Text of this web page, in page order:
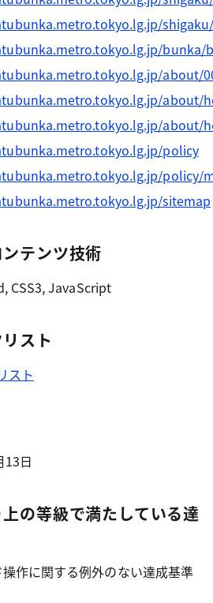
bunka/
about/
about/
about/
policy
policy/
sitemap
テンツ技術
CSS3, JavaScript
スト
スト
13日
の等級で満たしている達
作に関する例外のない達成基準